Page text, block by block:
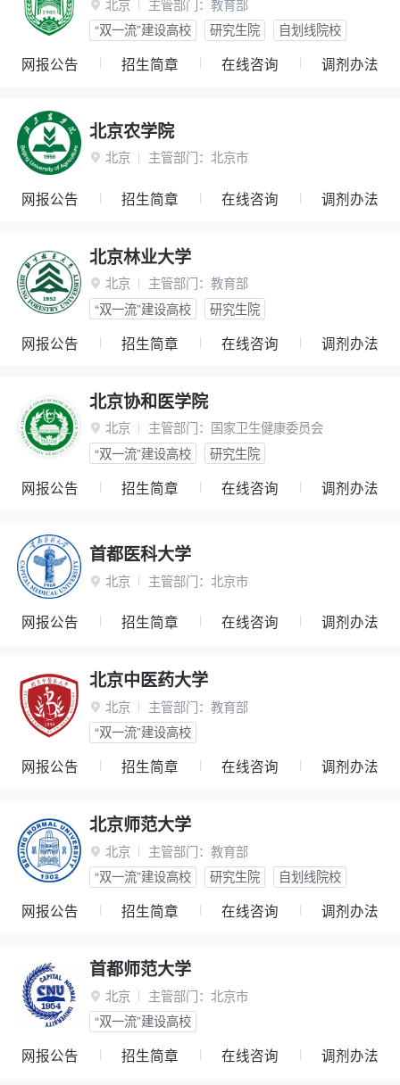
 北京 主管部门： 教育部
“双一流”建设高校
研究生院 自划线院校
网报公告 招生简章 在线咨询 调剂办法
北京农学院
 北京 主管部门： 北京市
网报公告 招生简章 在线咨询 调剂办法
北京林业大学
 北京 主管部门： 教育部
“双一流”建设高校
研究生院
网报公告 招生简章 在线咨询 调剂办法
北京协和医学院
 北京 主管部门： 国家卫生健康委员会
“双一流”建设高校
研究生院
网报公告 招生简章 在线咨询 调剂办法
首都医科大学
 北京 主管部门： 北京市
网报公告 招生简章 在线咨询 调剂办法
北京中医药大学
 北京 主管部门： 教育部
“双一流”建设高校
网报公告 招生简章 在线咨询 调剂办法
北京师范大学
 北京 主管部门： 教育部
“双一流”建设高校
研究生院 自划线院校
网报公告 招生简章 在线咨询 调剂办法
首都师范大学
 北京 主管部门： 北京市
“双一流”建设高校
网报公告 招生简章 在线咨询 调剂办法